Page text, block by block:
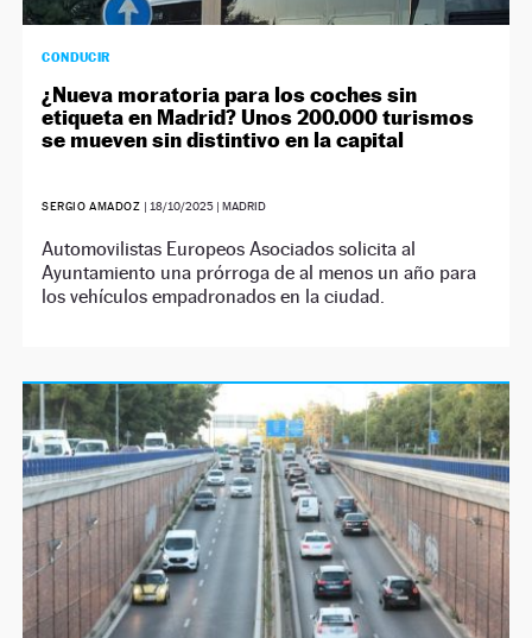
CONDUCIR
¿Nueva moratoria para los coches sin
etiqueta en Madrid? Unos 200.000 turismos
se mueven sin distintivo en la capital
SERGIO AMADOZ | 18/10/2025| MADRID
Automovilistas Europeos Asociados solicita al
Ayuntamiento una prórroga de al menos un año para
los vehículos empadronados en la ciudad.